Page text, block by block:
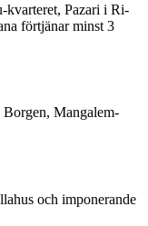
kvarteret, Pazari i Ri-
förtjänar minst 3
Borgen, Mangalem-
och imponerande